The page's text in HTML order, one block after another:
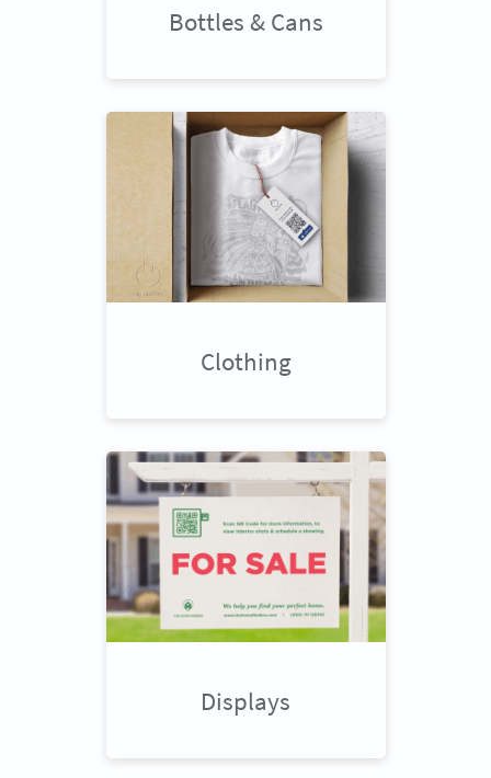
Bottles & Cans
Clothing
Displays